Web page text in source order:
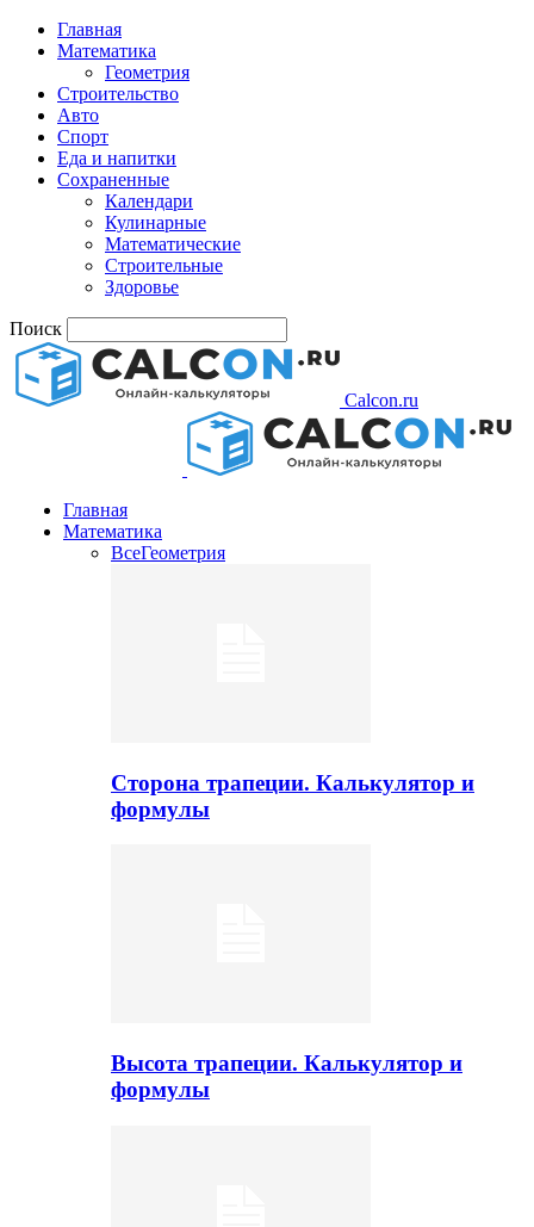
Главная
Математика
Геометрия
Строительство
Авто
Спорт
Еда и напитки
Сохраненные
Календари
Кулинарные
Математические
Строительные
Здоровье
Поиск
Calcon.ru
Главная
Математика
ВсеГеометрия
Сторона трапеции. Калькулятор и
формулы
Высота трапеции. Калькулятор и
формулы